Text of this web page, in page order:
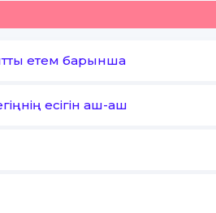
етем барынша
есігін аш-аш